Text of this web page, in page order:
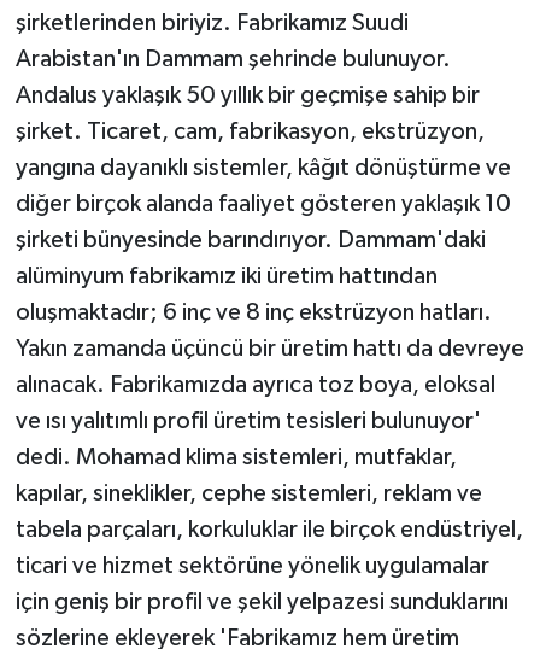
şirketlerinden biriyiz. Fabrikamız Suudi
Arabistan'ın Dammam şehrinde bulunuyor.
Andalus yaklaşık 50 yıllık bir geçmişe sahip bir
şirket. Ticaret, cam, fabrikasyon, ekstrüzyon,
yangına dayanıklı sistemler, kâğıt dönüştürme ve
diğer birçok alanda faaliyet gösteren yaklaşık 10
şirketi bünyesinde barındırıyor. Dammam'daki
alüminyum fabrikamız iki üretim hattından
oluşmaktadır; 6 inç ve 8 inç ekstrüzyon hatları.
Yakın zamanda üçüncü bir üretim hattı da devreye
alınacak. Fabrikamızda ayrıca toz boya, eloksal
ve ısı yalıtımlı profil üretim tesisleri bulunuyor'
dedi. Mohamad klima sistemleri, mutfaklar,
kapılar, sineklikler, cephe sistemleri, reklam ve
tabela parçaları, korkuluklar ile birçok endüstriyel,
ticari ve hizmet sektörüne yönelik uygulamalar
için geniş bir profil ve şekil yelpazesi sunduklarını
sözlerine ekleyerek 'Fabrikamız hem üretim